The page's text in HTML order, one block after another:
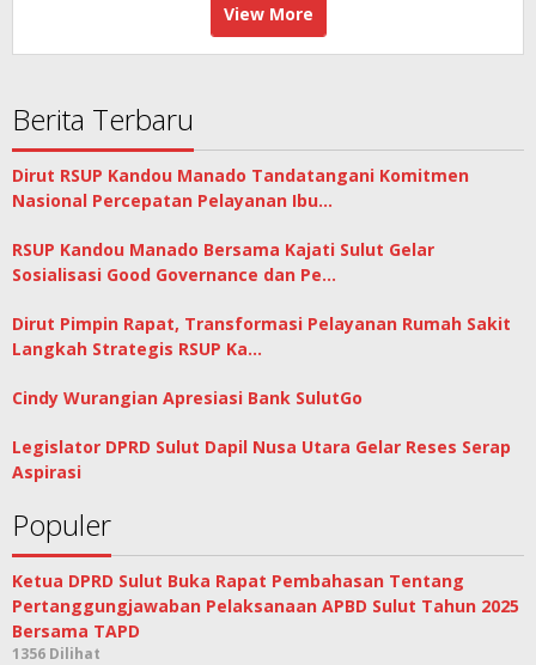
View More
Berita Terbaru
Dirut RSUP Kandou Manado Tandatangani Komitmen
Nasional Percepatan Pelayanan Ibu…
RSUP Kandou Manado Bersama Kajati Sulut Gelar
Sosialisasi Good Governance dan Pe…
Dirut Pimpin Rapat, Transformasi Pelayanan Rumah Sakit
Langkah Strategis RSUP Ka…
Cindy Wurangian Apresiasi Bank SulutGo
Legislator DPRD Sulut Dapil Nusa Utara Gelar Reses Serap
Aspirasi
Populer
Ketua DPRD Sulut Buka Rapat Pembahasan Tentang
Pertanggungjawaban Pelaksanaan APBD Sulut Tahun 2025
Bersama TAPD
1356 Dilihat